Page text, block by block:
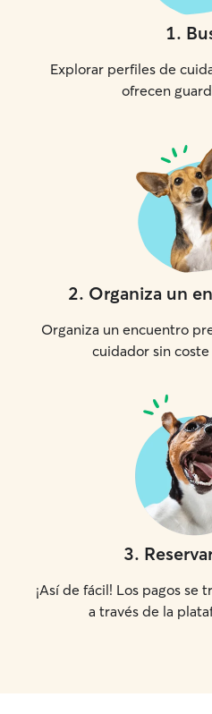
1.
Explorar perfiles de
ofrecen
2. Organiza un
Organiza un encuentro
cuidador sin
3.
¡Así de fácil! Los pagos se
a través de la